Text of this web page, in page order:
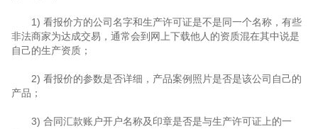
1) 看报价方的公司名字和生产许可证是不是同一个名称，有些
非法商家为达成交易，通常会到网上下载他人的资质混在其中说是
自己的生产资质；
2) 看报价的参数是否详细，产品案例照片是否是该公司自己的
产品；
3) 合同汇款账户开户名称及印章是否是与生产许可证上的一